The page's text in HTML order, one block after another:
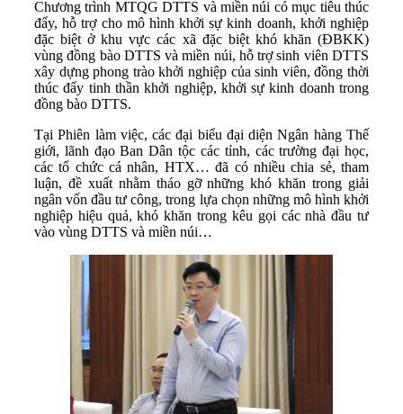
Chương trình MTQG DTTS và miền núi có mục tiêu thúc
đẩy, hỗ trợ cho mô hình khởi sự kinh doanh, khởi nghiệp
đặc biệt ở khu vực các xã đặc biệt khó khăn (ĐBKK)
vùng đồng bào DTTS và miền núi, hỗ trợ sinh viên DTTS
xây dựng phong trào khởi nghiệp của sinh viên, đồng thời
thúc đẩy tinh thần khởi nghiệp, khởi sự kinh doanh trong
đồng bào DTTS.
Tại Phiên làm việc, các đại biểu đại diện Ngân hàng Thế
giới, lãnh đạo Ban Dân tộc các tỉnh, các trường đại học,
các tổ chức cá nhân, HTX… đã có nhiều chia sẻ, tham
luận, đề xuất nhằm tháo gỡ những khó khăn trong giải
ngân vốn đầu tư công, trong lựa chọn những mô hình khởi
nghiệp hiệu quả, khó khăn trong kêu gọi các nhà đầu tư
vào vùng DTTS và miền núi…